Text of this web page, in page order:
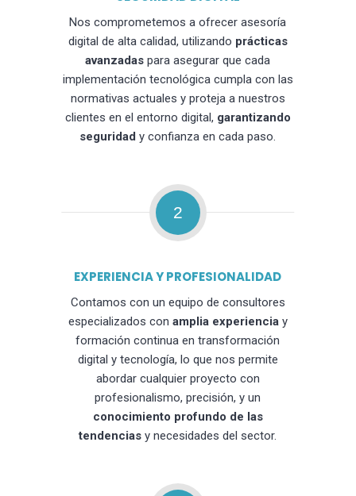
Nos comprometemos a ofrecer asesoría
digital de alta calidad, utilizando prácticas
avanzadas para asegurar que cada
implementación tecnológica cumpla con las
normativas actuales y proteja a nuestros
clientes en el entorno digital, garantizando
seguridad y confianza en cada paso.
2
EXPERIENCIA Y PROFESIONALIDAD
Contamos con un equipo de consultores
especializados con amplia experienciay
formación continua en transformación
digital y tecnología, lo que nos permite
abordar cualquier proyecto con
profesionalismo, precisión, y un
conocimiento profundo de las
tendencias y necesidades del sector.